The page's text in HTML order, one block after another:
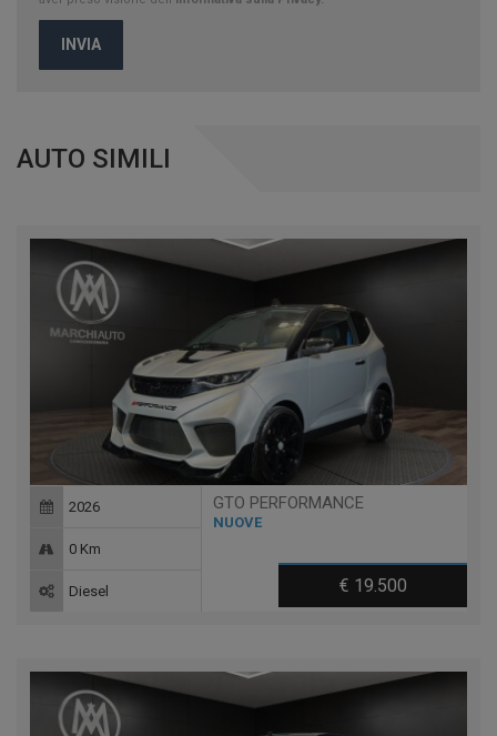
INVIA
AUTO SIMILI
GTO PERFORMANCE
NUOVE
€ 19.500
2026
0 Km
Diesel